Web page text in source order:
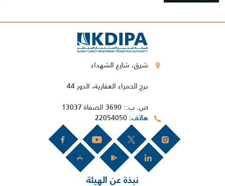
شرق، شارع الشهداء
برج الحمراء العقارية، الدور 44
ص. ب.: 3690 الصفاة 13037
هاتف
نبذة عن الهيئة